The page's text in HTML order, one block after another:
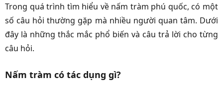
Trong quá trình tìm hiểu về nấm tràm phú quốc, có một
số câu hỏi thường gặp mà nhiều người quan tâm. Dưới
đây là những thắc mắc phổ biến và câu trả lời cho từng
câu hỏi.
Nấm tràm có tác dụng gì?